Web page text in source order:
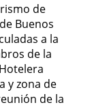
de
Buenos
a la
de la
y zona de
de la